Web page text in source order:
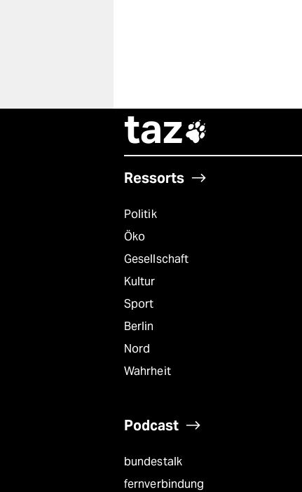
taz
Ressorts
Politik
Öko
Gesellschaft
Kultur
Sport
Berlin
Nord
Wahrheit
Podcast
bundestalk
fernverbindung